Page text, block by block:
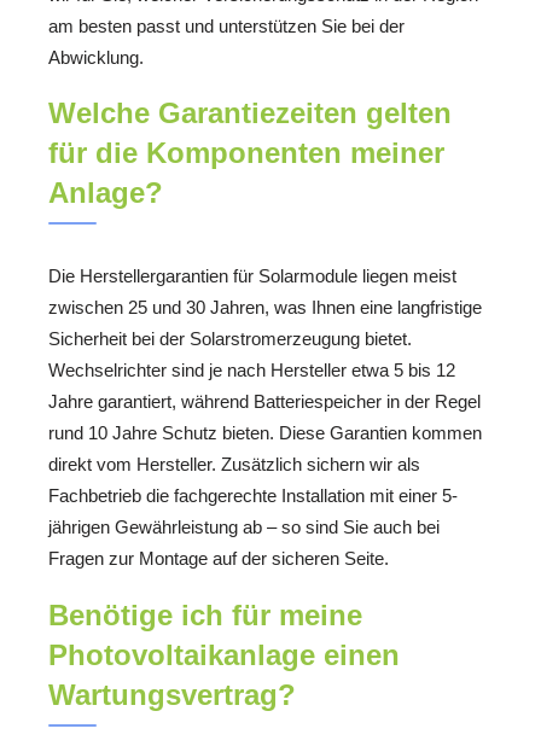
am besten passt und unterstützen Sie bei der
Abwicklung.
Welche Garantiezeiten gelten
für die Komponenten meiner
Anlage?
Die Herstellergarantien für Solarmodule liegen meist
zwischen 25 und 30 Jahren, was Ihnen eine langfristige
Sicherheit bei der Solarstromerzeugung bietet.
Wechselrichter sind je nach Hersteller etwa 5 bis 12
Jahre garantiert, während Batteriespeicher in der Regel
rund 10 Jahre Schutz bieten. Diese Garantien kommen
direkt vom Hersteller. Zusätzlich sichern wir als
Fachbetrieb die fachgerechte Installation mit einer 5-
jährigen Gewährleistung ab – so sind Sie auch bei
Fragen zur Montage auf der sicheren Seite.
Benötige ich für meine
Photovoltaikanlage einen
Wartungsvertrag?